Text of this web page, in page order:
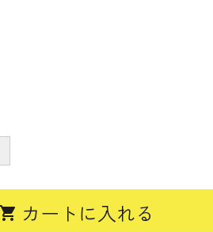
shopping_cart カートに入れる